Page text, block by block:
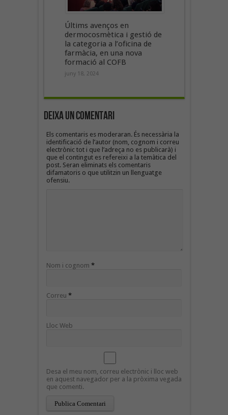
Últims avenços en
dermocosmètica i gestió de
la categoria a l’oficina de
farmàcia, en una nova
formació al COFB
juny 18, 2024
Deixa un Comentari
Els comentaris es moderaran. És necessària la
identificació de l’autor (nom, cognom i correu
electrònic tot i que l’adreça no es publicarà) i
que el contingut es refereixi a la temàtica del
post. Seran eliminats els comentaris
difamatoris o que utilitzin un llenguatge
ofensiu.
Nom i cognom *
Correu *
Lloc Web
Desa el meu nom, correu electrònic i lloc web
en aquest navegador per a la pròxima vegada
que comenti.